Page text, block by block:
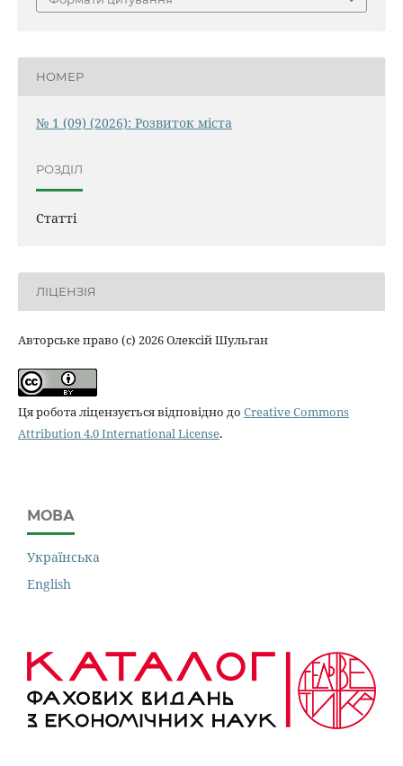
НОМЕР
№ 1 (09) (2026): Розвиток міста
РОЗДІЛ
Статті
ЛІЦЕНЗІЯ
Авторське право (c) 2026 Олексій Шульган
Ця робота ліцензується відповідно до Creative Commons
Attribution 4.0 International License.
МОВА
Українська
English